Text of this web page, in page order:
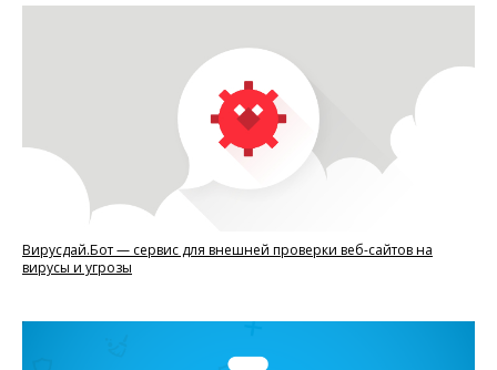
Вирусдай.Бот — сервис для внешней проверки веб-сайтов на
вирусы и угрозы